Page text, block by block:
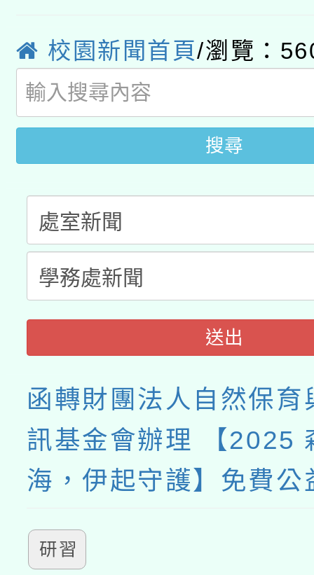
用水績優單位及節水達
動」
桃園市孔廟祈福系列
開 智慧啟航」
2026年桃園地景藝術
校園新聞首頁/瀏覽：
搜尋
送出
函轉財團法人自然保育
訊基金會辦理 【2025
海，伊起守護】免費公
研習